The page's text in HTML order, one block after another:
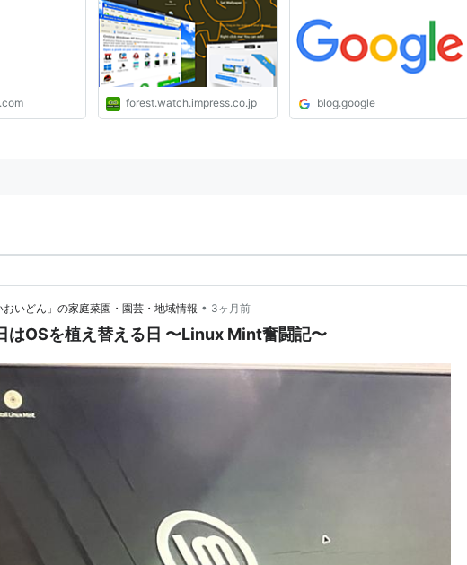
めたらOSになった？ アプ
リのインストール・実行まで
可能【やじうまの杜】
forest.watch.impress.co.jp blog.google
おいどん」の家庭菜園・園芸・地域情報 • 3ヶ月前
はOSを植え替える日 〜Linux Mint奮闘記〜